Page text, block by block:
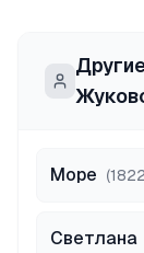
Море (1822
Светлана